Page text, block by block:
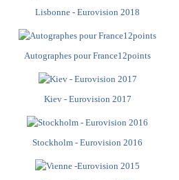
Lisbonne - Eurovision 2018
Autographes pour France12points
Kiev - Eurovision 2017
Stockholm - Eurovision 2016